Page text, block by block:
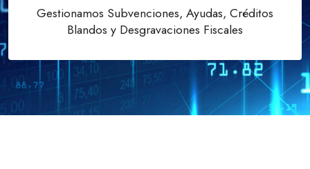
Gestionamos Subvenciones, Ayudas, Créditos
Blandos y Desgravaciones Fiscales